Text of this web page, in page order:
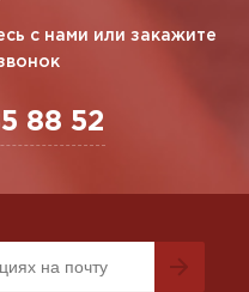
с нами или закажите
88 52